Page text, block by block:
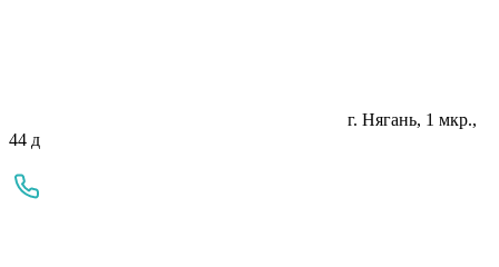
г. Нягань, 1 мкр.,
44 д